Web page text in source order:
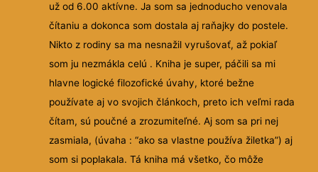
už od 6.00 aktívne. Ja som sa jednoducho venovala
čítaniu a dokonca som dostala aj raňajky do postele.
Nikto z rodiny sa ma nesnažil vyrušovať, až pokiaľ
som ju nezmákla celú . Kniha je super, páčili sa mi
hlavne logické filozofické úvahy, ktoré bežne
používate aj vo svojich článkoch, preto ich veľmi rada
čítam, sú poučné a zrozumiteľné. Aj som sa pri nej
zasmiala, (úvaha : “ako sa vlastne používa žiletka”) aj
som si poplakala. Tá kniha má všetko, čo môže